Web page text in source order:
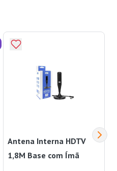
Antena Interna HDTV
1,8M Base com Ímã